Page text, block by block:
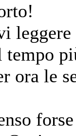
tempo
ora le